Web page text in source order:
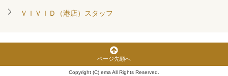
ＶＩＶＩＤ（港店）スタッフ
ページ先頭へ
Copyright (C) ema All Rights Reserved.